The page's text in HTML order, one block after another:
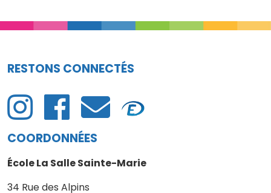
RESTONS CONNECTÉS
COORDONNÉES
École La Salle Sainte-Marie
34 Rue des Alpins